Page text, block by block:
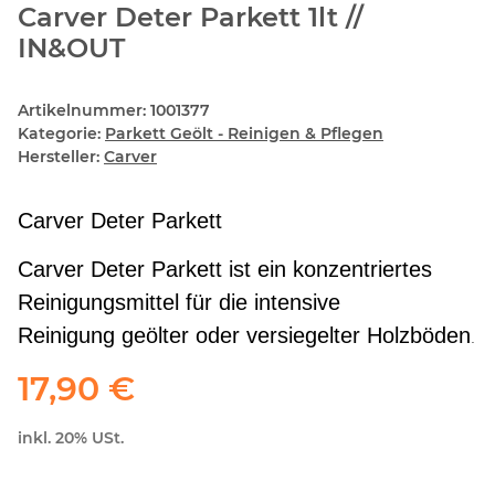
Carver Deter Parkett 1lt //
IN&OUT
Artikelnummer: 1001377
Kategorie: Parkett Geölt - Reinigen & Pflegen
Hersteller: Carver
Carver Deter Parkett
Carver Deter Parkett ist ein konzentriertes
Reinigungsmittel für die intensive
Reinigung geölter oder versiegelter Holzböden
17,90 €
inkl. 20% USt.